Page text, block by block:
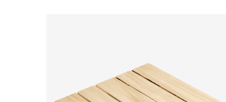
Saladiers
Piques Et Mini Couverts